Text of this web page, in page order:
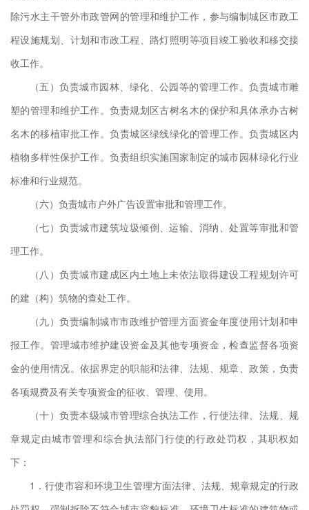
除污水主干管外市政管网的管理和维护工作，参与编制城区市政工
程设施规划、计划和市政工程、路灯照明等项目竣工验收和移交接
收工作。
（五）负责城市园林、绿化、公园等的管理工作。负责城市雕
塑的管理和维护工作。负责规划区古树名木的保护和具体承办古树
名木的移植审批工作。负责城区绿线绿化的管理工作。负责城区内
植物多样性保护工作。负责组织实施国家制定的城市园林绿化行业
标准和行业规范。
（六）负责城市户外广告设置审批和管理工作。
（七）负责城市建筑垃圾倾倒、运输、消纳、处置等审批和管
理工作。
（八）负责城市建成区内土地上未依法取得建设工程规划许可
的建（构）筑物的查处工作。
（九）负责编制城市市政维护管理方面资金年度使用计划和申
报工作。管理城市维护建设资金及其他专项资金，检查监督各项资
金的使用情况。依据界定的职能和法律、法规、规章、政策，负责
各项规费及有关专项资金的征收、管理、使用。
（十）负责本级城市管理综合执法工作，行使法律、法规、规
章规定由城市管理和综合执法部门行使的行政处罚权，其职权如
下：
1．行使市容和环境卫生管理方面法律、法规、规章规定的行政